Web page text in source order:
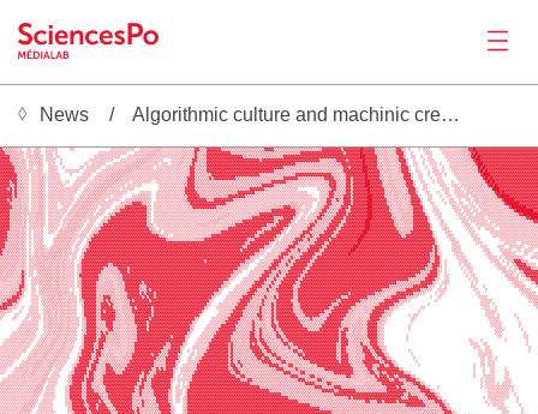
News
Productions
Activities
Tools
News Algorithmic culture and machinic creolization
▓▒▒▒▒▒░░░  ░░ ░▒░  ░░░░░     ░░               ░░░░░░░░░░  ░░░░░░▒▒▒░░░░░░░░░▒░░░░▓▓▒▒▒▓▓▓▓▓▓▒▒▒▒▒▒▒▒▒▒▒▒▒▒▒▒▒▒▓▓▓▓▒▒▒▒▒▒▒▒▒▒▒▒▒▒▒▒▒▒▒▒▓▓▓▓▓▓▓▓▒▓▓▓▓▓▓▓█▓▓▓▓▓▒▒░▒▒░░░▒▓▓▒░ ░   ░ ░░░
▓▓▒▒▒▒▒░▒░ ░░ ░▒░  ░░░ ░                 ░░░░░░░░░░░░   ░░░░░░▒▒▒░░░░░░░░░░░▒░░░▒▓▒▒▒▒▓▓▓▓▓▓▓▓▓▓▒▒▒▒▒▒▒▒▒▒▒▒▒▒▒▒▒▒▒▒▒▒▒▒▒▒▒▒▒▓▓▓▓▓▓▓▓▓▓▓▓▓▓▓▓▓▓▒▓▓▓▓▓▓█▓▓▓▓▓▒▒░░▒░░░░▓▓▓░  ░     ░░░
▓▓▓▓▒▒▒░░░ ░░░░▒░░ ░░░ ░░              ░░░░░░░░░░░   ░░░░░░░▒▒▒▒░░░░░░░░░░░░▒░░░▒▓▒▒▒▒▓▓▓▓▓▓▓▓▓▓▓▓▓▓▓▒▒▒▒▒▒▒▒▒▒▒▒▒▒▒▒▒▓▓▓▓▓▓▓▓▓▓▓▓▓▓▓▓▓▓▓▓▓▓▓▓▓▓▓▓▓▓▓▓██▓▓▓▓▓▒░░▒░░░░▒▓▓▒  ░░  ░  ░░
▓▓▓▓▒▒▒▒░▒░ ░░░░▒░ ░░░░  ░           ░░░░░░░░░░   ░░░░░░░▒▒▒▒▒░░░░░░   ░░░░▒░░░░▓▓▒▒▒▒▓▓▓▓▓▓▓▓▓▓▓▓▓▓▓▓▓▓▓▓▓▓▒▓▓▓▓▓▓▓▓▓▓▓▓▓▓▓▓▓▓▓▓▓▓▓▓▒▒▒▒▒▒▒▓▓▓▓▒▓▓▓▓▓▓█▓▓▓▓▓▒░░▒▒░░░▒▓▓▓░  ░   ░ ░░░
▓▓▓▓▓▒▒▒░▒░ ░░░░▒░  ░░░  ░         ░░ ░░░░░░   ░░░░░░░░▒▒▒▒▒░░░░░░ ░░░ ░░░░▒░░░▒▓▒▒▒▒▒▓▓▓▓▓▓▓▓▓▓▓▓▓▓▓▓▓▓▓▓▓▓▓▓▓▓▓▓▓▓▓▓▓▓▓▓▓▒▒▒▒▒▒▒▒▒▒▒▒▒▒▒▒▒▒▒▓▓▓▓▓▓▓▓▓█▓▓▓▓▓▒▒░▒▒░░░░▒▓▓▒  ░░  ░  ░░░ ░
▓▓▓▓▓▓▒▒▒░░ ░░ ░▒░  ░░░░  ░      ░░ ░░░░░░  ░░░░░░░░▒▒▒▒▒▒░░░░░░ ░░░░░░░░░░░░░░▓▓▒▒▒▒▒▓▓▓▓▓▓▓▓▓▓▓▓▓▓▓▓▓▓▓▓▓▓▓▓▓▓▓▓▓▓▓▓▒▒▒▒▒▒▒▒▒▒▒▒▒▒▒▒▒▒▒▒▒▒░▒▒▓▓▒▓▓▓▓▓██▓▓▓▓▒▒░░▒░░░░▒▓▓▓░  ░   ░  ░░  ░
▓▓▓▓▓▓▒▒▒░░░░░░░▒░  ░░░░   ░░░░░░  ░░░░░  ░░░░░░░▒▒▒▒▒▒░░░░░░░░░░░░░░░░░░░░░░░▒▓▓▒▒▒▒▒▓▓▓▓▓▓▓▓▓▓▓▓▓▓▓▓▓▓▓▓▓▓▓▓▓▓▓▓▒▒▒▒▒▒▒▒▒▒▒▒▒▒▒▒▒▒▒▒▒▒▒▒▒▒▒░▒▓▓▓▓▓▓▓▓██▓▓▓▓▓▒░▒▒▒░░░▒▓▓▓▒  ░░   ░ ░░░ ░
▓▓▓▓▓▓▓▒▒░░░ ░░░▒░░ ░░░░░    ░    ░░░░  ░░░░░░▒▒▒▒▒▒▒░░░░░░░░░░░░░░░░░░░░░░░░░▒▓▓▒▒▒▒▒▒▒▓▓▓▓▓▓▓▓▓▓▓▓▓▓▓▓▓▓▓▓▒▒▒▒▒▒▒▒▒▒▒▒▒▒▒▓▓▓▓▓▓▓▓▓▓▓▓▓▓▓▒▒▒▒░▒▓▓▓▓▓▓▓▓█▓▓▓▓▓▒░░░▒░░░░▒▓▓▓░  ░░  ░  ░░░ ░
▓▓▓▓▓▓▓▒▒░░░ ░░░▒▒░ ░░░░░       ░░░░░  ░░░░░▒▒▒▒▒▒▒░░░░░░░░░░░░░░░░░░░░░░░░░░▒▓▓▓▒▒▒▒▒▒▓▒▓▓▓▓▓▓▓▓▓▒▒▒▒▒▒▒▒▒▒▒▒▒▒▒▒▒▒▒▒▓▓▓▓▓▓▒▒▒▒▒▒▒▒▒▒▒▓▓▓▓▒▒▒░▒▓▓▒▓▓▓▓▓█▓▓▓▓▓▒▒░░▒░░░░▒▓▓▓▒  ░░   ░  ░░
▓▓▓▓▒▓▓▒▒░░░ ░░░▒▒░ ░░░░░░ ░░  ░░░░░ ░░░░░░▒▒▒▒▒▒░░░░░ ░░░░░░░░  ░░░░░░░░░░░░▒▓▓▓▒▒▒▒▒▒░▒▒▒▒▒▒▒▒▒▒▒▒▒▒▒▒▒▒▒▒▒▒▒▒▒▓▓▓▓▓▓▒▒▒░░░░░░░░░░░░░▒▒▓▓▓▒▒▒▒▓▓▒▓▓▓▓▓██▓▓▓▓▓▒░░▒▒░░░░▒▓▓▓░  ░░   ░ ░░░   ░
▓▓▓▓▒▒▓▒▒▒░░ ░░░▒▒░ ░░░░░░░   ░░░░  ░░░░░▒▒▒▒▒▒░░░░░ ░░░░░░       ░░░░░░░░░░░▒▓▓▓▒▒▒▒▒▒▒▒▒▒▒▒▒▒▒▒▒▒▒▒▒▒▒▒▒▒▒▒▓▓▓▓▓▒▒▒░░░░░░░░░░░░░░░░░░░▒▓▓▓▒▒▒▒▓▓▒▓▓▓▓▓██▓▓▓▓▓▒░▒▒▒░░░░▒▓▓▓▒   ░░     ░░░  ░░░
▓▓▓▒▓▒▓▒▒▒░░ ░░░▒▒░ ░░░░░░░░░░░░░  ░▒░░▒▒▒▒▒▒░░░░░ ░░░░░          ░░░░░░░░░░░▓▓▓▓▒▒▒▒▒▒▒▒▒▒▒▒▒▒▒▒▒▒▒▒▒▒▒▓▓▓▓▓▓▒▒▒░░░░░░░░░░░        ░░░░░▒▓▓▒▒▒▒▓▓▒▓▓▓▓▓▓█▓▓▓▓▓▓▒░░▒▒░░░░▒▓▓▓░  ░░      ░░░  ░░░
▓▓▓▓▓▒▓▒▒▒░░ ░░░▒▒░ ░░░░░░░░░░░░  ░▒░░▒▒▒▒▒▒░░░░░░░░░     ░░░░░  ░░░░░░░░░░░▒▓▓▓▓▓▒▒▒▒▒▒▒▒▒▒▒▒▒▒▒▒▒▓▓▓▓▓▓▓▒▒▒░░░░░░░░░░░░░░░░░░░     ░░░▒▓▓▒▒▒▒▒▓▓▒▓▓▓▓▓▓█▓▓▓▓▓▓▒░▒░▒▒░░░▒▓▓▓▒   ░░   ░  ░░  ░░░░
▓▓▓▓▓▒▓▒▒░░░ ░░░▒▒░ ░░░░░░░░░░░  ░▒░░▒▒▒▒▒░░░░ ░░░░    ░░░▒▒▒░░  ░░░░░░░░░░░▒▒▓▓▓▓▓▒▒▒▒▒▒▒▒▒▒▒▒▓▓▓▓▓▓▓▒▒▒░░░░░░░░░░░░░░░░░░░░░░░░░   ░░░▒▓▓▒▒▒▒▓▓▓▒▓▓▓▓▓▓██▓▓▓▓▓▒░░░▒▒░░░▒▒▓▓▓░   ░░   ░  ░░  ░░░░░
▓▓▓▒▓▒▒▒▒░░░ ░░░▒▒░ ░░░░░░░░░░░ ░▒░▒▒▒▒▒▒░░░ ░░░░░  ░░░▒▒▒▒▒▒▒░  ░░░░░░░░░░░░▒▓▓▓▓▓▓▓▓▒▒▒▓▓▓▓▓▓▓▓▒▒▒░░░░░░░░░░░░░░░░░░░░░░░░░░░░░░░░ ░░░▓▓▒▒▓▒▒▓▓▓▒▓▓▓▓▓▓██▓▓▓▓▓▓▒░░▒▒░░░░▒▓▓▓▓░  ░░    ░  ░░  ░  ░░
▓▓▓▓▒▒▒▒▒░░░ ░░░▒▒░ ░░░░ ░░░░░ ░▒░▒▒▒▒▒░░░░░░░░   ░░▒▒▒▓▓▓▓▒▒▒░ ░░░░░░░░░░░░░▒▒▓▓▓▓▓▓▓▓▓▓▓▓▓▓▓▒▒░░░░░░░░░░░░░░░░░░░░░░░░▒▒▒▒░░░░░░  ░░░▒▓▓▒▒▒▒▒▓▓▓▒▓▓▓▓▓▓██▓▓▓▓▓▓▒░░░▒▒░░░▒▓▓▓▓▒   ░░    ░ ░░░ ░░  ░░
▓▓▓▓▓▒▒▒▒░▒░ ░░░▒▒░ ░░░░  ░░░ ░▒░▒▒▒▒▒░░░ ░░░░  ░░▒▒▓▓▓▓▓▓▓▓▓▒░ ░░░░░░░░░░░░░░▒▒▓▓▓▓▓▓▓▓▓▓▒▒▒░░░░░░░░░░░░░░░░░░░░░▒▒▒▒▓▓▓▒▒▒▒░ ░░░  ░░▒▓▓▒▒▒░▒▓▓▓▒▓▓▓▓▓▓▓██▓▓▓▓▓▓▓▒░░░▒░░░▒▒▓▓▓▓░   ░░      ░░░ ░░░ ░░
▓▓▓▓▒▒▒▒▒░▒░ ░░░▒▒░ ░░░░░░░░ ░▒░▒▒▒▒▒░░░ ░░░   ░▒▒▓▓▓▓▓▓▓▓▓▓▓▒░ ░░░░░░░░░░░░░░░░▒▒▒▒▒▒▒▒░░░░░░░░░░░░░░░░░░░░░░▒▒▒▓▓▓▓▓▓▓▓▓▓▒▒░░░░  ░░▒▓▓▒▒▒▒▒▓▓▓▒▒▓▓▓▓▓▓▓██▓▓▓▓▓▓▓▒░░░▒▒░░▒▒▓▓▓▓▒   ░░░      ░░░ ░░░ ░░
▓▓▓▓▒▒▒▒▒░▒░░░░▒▒▒░ ░░░░░░░ ░▒░▒▒▒▒▒░░░ ░░░  ░▒▒▓▓▓▓▓▓▓▓▓▓▓▓▓▒░ ░░░░░░░░░░░░░░░░░░░░░░░░░░░░░░▒▒░░░░░░░░░░▒▒▓▓▓▓▓▓▓▓▓▓▓▓▓▓▓▒░ ░░ ░░░▒▓▓▒▒▒▒▒▓▓▓▓▒▓▓▓▓▓▓▓▓██▓▓▓▓▓▓▓▓▒░░░▒▒▒▒▒▓▓▓▓▓░   ░░░      ░░░ ░░░
▓▓▓▓▒▒▒▒▒░▒ ░░░▒░▒░ ░░░░░░ ░░░▒▒▒▒▒░░░░░░  ░░▒▓▓▓▓▓▓▓▓▓▓▓▓▓▓▓▒░ ░░░░░░░░░░░░░░░░░░░░░░░░░░░▒▒▒░░░░░░░░░▒▒▓▓▓▓▓▓▓▓▓▒▒▒▒▓▓▓▓▒░ ░░ ░░░▒▓▓▒▒▒▒▒▓▓▓▓▒▓▓▓▓▓▓▓▓▓██▓▓▓▓▓▓▓▓▒▒░░▒▒▒▒▒▓▓▓▓▓▓░   ░░       ░░░ ░░░░░░░
▓▓▓▓▒▒▒▒▒░▒ ░░░▒░▒░ ░░░░░ ░░░▒▒▒▒▒░░ ░░░  ░▒▒▓▓▓▓▓▓▓▓▓▓▓▓▓▓▓▓▒░ ░░░░░░░░░░░░░░░░░░░░░░░▒▒▒▒░░░░░░░░▒▒▓▓▓▓▓▓▓▓▓▓▓▓▓▒▒▓▓▓▓▓▒░ ░░░░░▒▒▓▒▒▒▒▒▒▓▓▓▓▒▒▓▓▓▓▓▓▓▓██▓▓▓▓▓▓▓▓▓▓▒░░░▒▒▒▒▓▓▓▓▓▓▒    ░▒       ░░░ ░░░░░░░
▓▓▓▓▒▒▒▒▒░▒ ░░░▒░▒░ ░░░░░ ░░▒▒▒▒▒░░ ░░░  ░▒▓▓▓▓▓▓▓▓▓▓▓▓▓▓▓▓▓▓▒▒░ ░░░░░░░░░░░░░░░░░▒▒▒▒▒░░░░░░░░░▒▒▓▓▓▓▓▓▓▓▓▓▓▓▓▒▒▒▒▓▓▓▓▓▒░░░░░░░▒▓▓▒▒▒▒░▒▓▓▓▓▒▒▓▓▓▓▓▓▓▓▓██▓▓▓▓▓▓▓▓▓▓▒▒░░▒▒▒▒▓▓▓▓▓▓▓░   ░░░       ░░░  ░░░░░░░
▓▓▓▓▒▒▒▒░▒░ ░░░░░▒  ░░░░ ░░░▒▒▒▒░░ ░░░ ░░▒▓▓▓▓▓▓▓▓▓▓▓▓▓▓▓▓▓▓▓▓▒▒░ ░░░░░░░░░░░░░░░░░░░░░░░░░░░▒▒▓▓▓▓▓▓▓▓▓▓▓▓▓▓▒▒▒▒▓▓▓▓▓▒░ ░░░░░░▒▓▓▒▒▒▒▒▒▓▓▓▓▒▒▓▓▓▓▓▓▓▓▓▓██▓▓▓▓▓▓▓▓▓▓▓▒▒▒▒▒▒▒▓▓▓▓▓▓▓▒    ░▒░       ░░░  ░  ░░░░
▓▓▓▒▒▒▒▒░▒░ ░ ░░░▒  ░░░ ░▒▒▒▒▒▒░░ ░░░ ░▒▒▓▓▓▓▓▓▓▓▓▓▓▓▓▓▓▓▓▓▓▓▓▓▒▒░░ ░░░░░░░░░░░░░░░░░░░░░░▒▒▓▓▓▓▓▓▓▓▓▓▓▓▓▓▓▒▒▒▓▓▓▓▓▓▓▒░ ░░░░░▒▓▓▓▒▒▒▒▒▒▓▓▓▓▒▒▓▓▓▓▓▓▓▓▓▓██▓▓▓▓▓▓▓▓▓▓▓▓▓▒▒▒▒▒▓▓▓▓▓▓▓▓▓░    ░▒░       ░░░
▓▓▓▒▒▒▒▒░▒░ ░ ░░░░     ░▒▒▒▒▒▒▒░░░░░ ░▒▓▓▓▓▓▓▓▓▓▓▓▓▓▓▓▓▓▓▓▓▓▓▓▓▓▓▓▒▒░░  ░░░░░░░░░░░░░░░▒▓▓▓▓▓▓▓▓▓▓▓▓▓▓▓▓▓▓▒▒▓▓▓▓▓▓▓▒░ ░░░░░░▒▓▓▒▒▓▒░▒▓▓▓▓▓▒▒▓▓▓▓▓▓▓▓▓▓██▓▓▓▓▓▓▓▓▓▓▓▓▓▓▓▒▒▓▓▓▓▓▓▓▓▓▓▓▒     ░▒░       ░░░
▓▓▓▒▒▒▒▒░▒░ ░ ░░░▒    ░▒▒▒▒▒▒▒░░ ░░ ░▒▓▓▓▓▓▓▓▓▓▓▓▓▓▓▓▓▓▓▓▓▓▓▓▓▓▓▓▓▓▓▓▒▒▒░░░░░░░░░▒▒▒▒▓▓▓▓▓▓▓▓▓▓▓▓▓▓▓▓▓▓▒▒▒▓▓▓▓▓▓▓▓▒░ ░░░░░▒▓▓▓▒▒▓▒▒▒▓▓▓▓▓▒▓▓▓▓▓▓▓▓▓▓▓██▓▓▓▓▓▓▓▓▓▓▓▓▓▓▓▓▓▓▓▓▓▓▓▓▓▓▓▓▓▓░     ░▒░       ░░░
▓▓▒▒▒▒▒▒░▒░ ░ ░░░▒    ░▒▒▒▒░▒░░ ░░  ▒▓▓▓▓▓▓▓▓▓▓▓▓▓▓▓▓▓▓▓▓▓▓▓▓▓▓▓▓▓▓▓▓▓▓▓▓▓▓▓▓▓▓▓▓▓▓▓▓▓▓▓▓▓▓▓▓▓▓▓▓▓▓▓▓▓▒▒▓▓▓▓▓▓▓▓▒░ ░░░░░░▒▓▓▒▒▒▒▒▒▒▓▓▓▓▒▒▓▓▓▓▓▓▓▓▓▓▓▓█▓▓▓▓▓▓▓▓▓▓▓▓▓▓▓▓▓▓▓▓▓▓▓▓▓▓▓▓▓▓▓▒      ░▒░       ░░░         ░░░░░
▓▓▒▒▒▒▒▒░▒░ ░ ░░░▒░  ░▒▒▒▒▒▒▒░ ░░  ░▒▓▓▓▓▓▓▓▓▓▓▓▓▓▓▓▓▓▓▓▓▓▓▓▓▓▓▓▓▓▓▓▓▓▓▓▓▓▓▓▓▓▓▓▓▓▓▓▓▓▓▓▓▓▓▓▓▓▓▓▓▓▓▓▓▒▒▓▓▓▓▓▓▓▒▒░ ░░░░░▒▓▓▓▒▒▒▒░▒▓▓▓▓▓▒▒▓▓▓▓▓▓▓▓▓▓▓██▓▓▓▓▓▓▓▓▓▓▓▓▓▓▓▓▓▓▓▓▓▓▓▓▓▓▓▓▓▓▓▒▓░     ░░░░        ░░░    ░░░  ░░░░░░
▓▒▒▒▒▒▒▒░▒░ ░ ░▒░▒░░░▒░▒▒▒░▒░░ ░░ ░▒▓▓▓▓▓▓▓▓▓▓▓▓▓▓▓▓▓▓▓▓▓▓▓▓▓▓▓▓▓▓▓▓▓▓▓▓▓▓▓▓▓▓▓▓▓▓▓▓▓▓▓▓▓▓▓▓▓▓▓▓▓▓▓▓▒▓▓▓▓▓▓▓▒▒░  ░░░░░▒▓▓▒▒▒▓▒▒▒▓▓▓▓▓▒▒▓▓▓▓▓▓▓▓▓▓▓██▓▓▓▓▓▓▓▓▓▓▓▓▓▓▓▓▓▓▓▓▓▓▓▓▓▓▓▓▓▓▓▓▒▓▒     ░░░░         ░▒░    ░░░░░  ░░ ░░░░
▓▒▒▒▒▒▒▒░▒░ ░ ░▒░▒▒░▒▒▒▒▒▒░▒░░░░  ▒▓▓▓▓▓▓▓▓▓▓▓▓▓▓▓▓▓▓▓▓▓▓▓▓▓▓▓▓▓▓▓▓▓▓▓▓▓▓▓▓▓▓▓▓▓▓▓▓▓▓▓▓▓▓▓▓▓▓▓▓▓▓▓▓▓▓▓▓▓▓▓▒▒░░ ░░░░░▒▓▓▓▒▒▒▒▒▒▓▓▓▓▓▒▒▒▓▓▓▓▓▓▓▓▓▓▓█▓▓▓▓▓▓▓▓▓▓▓▓▓▓▓▓▓▓▓▓▓▓▓▓▓▓▓▓▓▓▓▓▓▒▒▓▒░     ░░░░         ░▒░    ░▒▒▒░░   ░░
▒▒▒▒▒▒▒▒░▒░ ░░░▒▒░▒▒▒▒▒▒▒▒░▒░ ░░ ░▒▓▓▓▓▓▓▓▓▓▓▓▓▓▓▓▓▓▓▓▓▓▓▓▓▓▓▓▓▓▓▓▓▓▓▓▓▓▓▓▓▓▓▓▓▓▓▓▓▓▓▓▓▓▓▓▓▓▓▓▓▓▓▓▓▓▓▓▓▓▒▒░░  ░░░░░▒▓▓▒▒▒▓▒░▒▓▓▓▓▓▒▒▓▓▓▓▓▓▓▓▓▓▓▓▓▓▓▓▓▓▓▓▓▓▓▓▓▓▓▓▓▓▓▓▓▓▓▓▓▓▓▓▓▓▓▓▓▓▓▒▒▓▓░      ░░░░         ░▒░░ ░ ░▒▒▒▒▒░░
▒▒▒▒▒▒▒▒░▒░ ░░░▒▒░▒▒░▒▒▒▒░▒░░░░  ░▓▓▓▓▓▓▓▓▓▓▓▓▓▓▓▓▓▓▓▓▓▓▓▓▓▓▓▓▓▓▓▓▓▓▓▓▓▓▓▓▓▓▓▓▓▓▓▓▓▓▓▒▓▓▓▓▓▓▓▓▓▓▓▓▓▓▓▓▒▒▒░  ░░░░░▒▓▓▓▒▒▒▓▒▒▓▓▓▓▓▓▒▒▓▓▓▓▓▓▓▓▓▓▓▓▓▓▓▓▓▓▓▓▓▓▓▓▓▓▓▓▓▓▓▓▓▓▓▓▓▓▓▓▓▓▓▓▓▓▓▓▒▒▓▓░ ░     ░░░░         ░░▒░ ░ ░░▒▓▓▓▒░░
▒▒▒▒▒▒▒░░▒░ ░░░▒▒▒░░▒▒░▒▒░▒░░░░ ░▒▓▓▓▓▓▓▓▓▓▓▓▒▒▓▓▓▓▓▓▓▓▓▓▓▓▓▓▓▓▓▓▓▓▓▓▓▓▓▓▓▓▓▓▓▓▓▓▓▓▓▓▓▓▓▓▓▓▓▓▓▓▓▓▓▓▓▒▒▒░   ░░░░░▒▓▓▓▒▒▒▓▒▒▓▓▓▓▓▓▒▒▓▓▓▓▓▓▓▓▓▓▓▓▓▓▓▓▓▓▓▓▓▓▓▓▓▓▓▓▓▓▓▓▓▓▓▓▓▓▓▓▓▓▓▓▓▓▓▓▒▒▓▓▓░ ░     ░ ░░░          ░▒░  ░
▒▒▒░▒▒▒░░▒░ ░░░░▒▒▒▒▒▒░▒▒░▒░░░░ ░▒▓▓▓▓▓▓▓▓▓▒▒▒▒▒▒▓▓▓▓▒▓▓▓▓▓▓▓▓▓▓▓▓▓▓▓▓▓▓▓▓▓▓▓▓▓▓▓▓▓▓▓▓▓▓▓▓▓▓▓▓▓▓▓▓▓▒▒░░   ░░░░░▒▓▓▓▒▒▒▒▒▒▓▓▓▓▓▓▒▒▓▓▓▓▓▓▓▓▓▓▓▓▓▓▓▓▓▓▓▓▓▓▓▓▓▓▓▓▓▓▓▓▓▓▓▓▓▓▓▓▓▓▓▓▓▓▓▓▒▒▒▓▓▒░ ░      ░ ░░░          ░▒▒░ ░
▒▒░▒▒▒░░░▓░ ░░ ░▒▒▒▒▒▒░▒▒░▒░░░░ ░▒▓▓▓▓▓▓▓▓▒░▒▒▒▒▒▒▓▓▓▒▓▓▓▓▓▓▓▓▓▓▓▓▓▓▓▓▓▓▓▓▓▓▓▓▓▓▓▓▓▓▓▓▓▓▓▓▓▓▓▓▓▓▓▒▒▒░   ░░░░░▒▓▓▓▒▒▒▓▒▒▒▓▓▓▓▓▓▒▒▓▓▓▓▓▓▓▓▓▓▓▓▓▓▓▓▓▓▓▓▓▓▓▓▓▓▓▓▓▓▓▓▓▓▓▓▓▓▓▓▓▓▓▓▓▓▓▒▒▒▒▓▓▓▒░ ░       ░ ░░            ▒▒░░░░
▒░▒▒▒░░░▒▓▒ ░░ ░░▒▒▒▒▒░▒▒░▒░░░░ ░▓▓▓▓▓▓▓▓▒░░░░░▒▒▒▒▓▓▓▓▓▓▓▓▓▓▓▓▓▓▓▓▓▓▓▓▓▓▓▓▓▓▓▓▓▓▓▓▓▓▓▓▓▓▓▓▓▓▓▓▓▒▒░    ░░░░░▒▓▓▓▒▒▒▓▒▒▒▓▓▓▓▓▓▒▒▓▓▓▓▓▓▓▓▓▓▓▓▓▓▓▓▓▓▓▓▓▓▓▓▓▓▓▓▓▓▓▓▓▓▓▓▓▓▓▓▓▓▓▓▓▓▒▒▒▒▒▓▓▓▓▒  ░░       ░ ░░            ░▒▒░ ░
▒▒▒░░░░░▒▓░  ░░░░▒▒▒▒▒░▒▒░▒░░░░ ░▒▓▓▓▓▓▓▓▒░░▒░░░▒▒▒▓▓▓▓▓▓▓▓▓▓▓▓▓▓▓▓▓▓▓▓▓▓▓▓▓▓▓▓▓▓▓▓▓▓▓▓▓▓▓▓▓▓▓▓▒░░   ░░░░░░▒▓▓▓▒▒▒▓▒░▒▓▓▓▓▓▓▒▒▓▓▓▓▓▓▓▓▓▓▓▓▓▓▓▓▓▓▓▓▓▓▓▓▓▓▓▓▓▓▓▓▓▓▓▓▓▓▓▓▓▓▓▓▒▒▒▒▒▒▒▓▓▓▓▒░  ░░        ░ ░░            ░▒▒▒░
░░░░░░░▒▒▓░  ░░░▒▒▒▒▒░░▒▒░░░░░░ ░▒▓▓▓▓▓▓▒░░▒▒▒▒░░▒▒▒▓▓▓▓▓▓▓▒▓▓▓▓▓▓▓▓▓▓▓▓▓▓▓▓▓▓▓▓▓▓▓▓▓▓▓▓▓▓▓▓▓▒▒░    ░░░░░▒▓▓▓▓▒▒▒▓▒░▒▓▓▓▓▓▓▒▒▓▓▓▓▓▓▓▓▓▓▓▓▓▓▓▓▓▓▓▓▓▓▓▓▓▓▓▓▓▓▓▓▓▓▓▓▓▓▓▓▒▒▒▒▒▒▒▒▒▒▓▓▓▓▓▒░  ░░░         ░ ░              ░▒▒░░
░░░░░░░▒▓▓░  ░░ ░░▒▒▒▒░▒▒░░▒░░░ ░▒▓▓▓▓▓▓▒▒▒▒▒▒▒░░▒▒▒▓▓▓▓▓▓▒▒▒▓▓▓▓▓▓▓▓▓▓▓▓▓▓▓▓▓▓▓▓▓▓▓▓▓▓▓▓▓▓▓▒▒░   ░░░░░░▒▓▓▓▓▒▒▒▓▒▒▒▓▓▓▓▓▓▒▒▒▓▓▓▓▓▓▓▓▓▓▓▓▓▓▓▓▓▓▓▓▓▓▓▓▓▓▓▓▓▓▓▓▓▓▓▓▓▒▒▒▒▒▒▒▒▒▒▓▓▓▓▓▓▒▒░  ░ ░          ░░   ░            ░▒▒▒░
░░░░░▒▒▒▓▒░  ░░ ░▒▒▒▒▒▒▒▒░░▒░ ░  ▒▓▓▓▓▓▓▒▒▒▒▒▒▒▒░░▒▒▓▓▓▓▓▓▒▒▒▓▒▓▓▓▓▓▓▓▓▓▓▓▓▓▓▓▓▓▓▓▓▓▓▓▓▓▓▓▓▒░    ░░░░░░▒▓▓▓▒▒▒▒▓▒▒▒▓▓▓▓▓▓▓▒▒▓▓▓▓▓▓▓▓▓▓▓▓▓▓▓▓▓▓▓▓▓▓▓▓▓▓▓▓▓▓▓▓▓▓▓▒▒▒▒░░░▒▒▒▓▓▓▓▓▓▒▒▒░░  ░░░░           ░░   ░             ░▒▒▒░
░░░░▒▒▒▓▓▒   ░░ ░▒░▒▒▒▒▒▒▒░▒░░░  ░▓▓▓▓▓▓▒▒▒▒▒▒▒▒░░▒▒▒▓▓▓▓▓▒▓▒▓▓▓▒▓▓▓▓▓▓▓▓▓▓▓▓▓▓▓▓▓▓▓▓▓▓▓▓▒▒░   ░░░░░░▒▒▓▓▓▒▒▒▒▒▒▒░▒▒▓▓▓▓▓▓▒▒▓▓▓▓▓▓▓▓▓▓▓▓▓▓▓▓▓▓▓▓▓▒▓▓▓▓▓▓▓▓▓▓▒▒▒▒░░░░▒▓▓▓▓▓▓▓▒▒▒░░    ░ ░░             ░░                 ░░▒▒▒░
░▒▒▒▒▓▓▓▒░   ░░░ ░░░▒▒▒░▒▒░░░░░░ ░▓▓▓▓▓▓▒▒▒▓▓▓▒▒░░▒▒▒▓▓▓▓▓▓▒▓▒▓▓▒▓▓▓▓▓▓▓▓▓▓▓▓▓▓▓▓▓▓▓▓▓▓▓▒░    ░░░░░░▒▓▓▓▓▒▒▒▒▒▓▒▒▒▓▒▓▓▓▓▓▓▒▒▓▓▓▓▓▓▓▓▓▓▓▓▓▓▓▓▓▓▒▒▒▓▓▓▓▓▓▓▓▒▒▒░░░░░▒▒▓▓▓▓▓▓▒▒▒░░     ░  ░░               ░░░░
▒▒▒▓▓▓▓▒░    ░░░ ░▒░▒▒▒░▒▒░░▒░░░ ░▒▓▓▓▓▓▒▒▒▓▒▓▒▒▒░░▒▒▒▓▒▓▓▓▓▓▓▒▓▓▓▓▓▓▓▓▓▓▓▓▓▓▓▓▓▓▓▓▓▓▓▓▒░    ░░░░░░▒▓▓▓▓▒▒▒▒▒▓▒▒░▒▒▓▓▓▓▓▓▒▒▒▓▓▓▓▓▓▓▓▓▓▓▓▓▓▓▓▒▒▓▓▓▓▓▓▓▓▒▒▒░░░░░░▒▓▓▓▓▓▓▒▒▒░░          ░                  ░░░░░
▒▓▓▓▓▒▒░     ░░░ ░▒░░▒▒▒░▒░░▒░░░  ▒▓▓▓▓▓▒▒▓▓▓▒▓▒▒░░▒▒▒▓▓▓▓▓▓▓▓▓▓▓▓▓▓▓▓▓▓▓▓▓▓▓▓▓▓▓▓▓▓▓▓▒░   ░░░░░░░▒▓▓▓▓▒▒▒▒▒▒▓▒▒▒▓▒▓▓▓▓▓▓▓▒▒▒▓▓▓▓▓▓▓▓▓▓▓▓▓▒▒▒▓▓▓▓▓▓▓▒▒▒░░░░░░▒▓▓▓▓▓▓▒▒░░          ░                     ░░░░ ░
▓▓▓▒▒░░  ░  ░░░░  ░▒░░▒▒░▒░░▒░░░  ▒▓▓▓▓▓▒▒▓▓▓▓▓▒▒░░▒▒▒▒▓▒▓▓▓▓▓▓▒▓▓▓▓▓▓▓▓▓▓▓▓▓▓▓▓▓▓▓▓▓▒░   ░░░░░░░▒▓▓▓▓▒▒▒▒▒▒▓▒▒░▒▓▒▓▓▓▓▓▓▓▒▒▒▓▓▓▓▓▓▓▓▓▓▓▓▒▒▓▓▓▓▓▓▓▒▒▒░░░▒░░▒▓▓▓▓▓▓▒▒░░         ░░                        ░░░  ░
▒▒░░░   ░   ░░░░  ░▒▒░░▒░▒▒░▒░░░  ░▓▓▓▓▓▒▒▓▒▓▓▓▓▒▒░▒▒▒▒▓▓▓▓▓▓▓▓▒▓▓▓▓▓▓▓▓▓▓▓▓▓▓▓▓▓▓▓▓▒      ░░░░░▒▓▓▓▓▒▒▒▒▒▒▒▓▒▒░▒▓▒▓▓▓▓▓▓▓▒▒▒▒▓▓▓▓▓▓▓▓▓▒▒▒▓▓▓▓▓▓▓▒▒▒░░░░▒░▒▓▓▓▓▓▒▒░░          ░                           ░░░░░
░░    ░░   ░░░░░░ ░░▒░░▒░▒▒░▒░░░  ░▓▓▓▓▓▒▒▓▓▓▓▓▓▒▒░░▒▒▒▒▓▓▓▓▓▓▓▒▓▓▓▓▓▓▓▓▓▓▓▓▓▓▓▓▓▓▓░      ░░░░░▒▓▓▓▓▓▒▒▒▒▒▒▓▓▒▒░▒▓▒▓▓▓▓▓▓▓▓▒▒▒▒▓▓▓▓▓▓▒▒▒▒▓▓▓▓▓▓▓▒▒▒░░░░░░░▓▓▓▓▓▒▒░░       ░ ░░                            ░░░░ ░      ░
░    ░░   ░░ ░░░░ ░░▒▒░▒░▒░░▒░░░░ ░▒▓▓▓▓▒▒▓▓▓▓▓▓▒▒░░▒▒▒▒▓▓▓▓▓▓▒▓▓▓▓▓▓▓▓▓▓▓▓▓▓▓▓▓▓▒░     ░░░░░░▒▓▓▓▓▓▒▒▒▒▒▒▒▒▓▒▒░▒▓▒▓▓▓▓▓▓▓▓▓▒▒▒▒▒▓▒▒▒▒▒▒▓▓▓▓▓▓▓▒▒▒▒░░▒▒░░▒▓▓▓▓▒▒░          ░░                              ░░░░░       ░
░░░░░░░  ░░▒▒░▒░▒░░▒░░░░ ░▒▓▓▓▓▒▒▒▒▓▓▓▒▒▒░░▒▒▒▒▓▓▓▓▓▒▓▓▓▓▓▓▓▓▓▓▓▓▓▓▓▓▓▓▒░     ░░░░░░▒▓▓▓▓▓▒▒▒▒▒▒▓▒▒▒▒▒░▒▓▒▒▓▓▓▓▓▓▓▓▓▒▒▒▒▒▒▒▒▒▒▓▓▓▓▓▓▓▒▒▒▒░░▒▒▒░░▓▓▓▓▒▒░░          ░                                ░░░░░       ░
░░░░░░░░  ░░▒▒░▒▒▒░░▒░░░░ ░▒▓▓▓▓▒▒▒▒▓▓▓▒▒▒░░░▒▒▒▒▓▓▓▓▒▓▓▓▓▓▓▓▓▓▓▓▓▓▓▓▓▓▒░     ░░░░░░▓▓▓▓▓▓▒▒▒▒▒▒▒▓▒▒▒▒▒░▒▓▓▒▓▓▓▓▓▓▓▓▓▓▒▒▒▒▒▒▒▒▓▓▓▓▓▓▓▓▒▒▒▒░▒▒▒▒░▒▓▓▓▓▒░░          ░                                 ░░░░░       ░
░░░░░▒░░░  ░░▒░░░▒▒░░▒░░░  ░▒▓▓▓▓▒▒▒▒▒▓▓▒▒▒░░░▒▒▒▒▓▓▓▓▒▓▓▓▓▓▓▓▓▓▓▓▓▓▓▓▓▓▒░    ░░░░░▒▓▓▓▓▓▓▓▒▒▒▒▒▒▒▓▒▒▓▒▒░░▒▓▒▒▓▓▓▓▓▓▓▓▓▓▓▒▒▒▒▒▓▓▓▓▓▓▓▓▒▒▓▓░░▒▒▒▒░▒▓▓▓▓▒░░          ░                                   ░░░░       ░
░░░░░░▒░░░   ░░▒░▒░▒░░░▒░░░  ░▒▓▓▓▓▒▒▓▒▓▒▒▒▒▒░░░▒▒▒▒▓▓▓▓▓▓▓▓▓▓▓▓▓▓▓▓▓▓▓▓▓▒░    ░░░░░▒▓▓▓▓▓▓▓▒▒▒▒▒▒▒▓▓▒▒▓▒▒▒░▒▒▓▒▒▓▓▓▓▓▓▓▓▓▓▓▓▓▓▓▓▓▓▓▓▓▓▓▒▓▓▒░░▒▒▒▒░▒▓▓▓▓▒░░                                              ░░░         ░
░░░░░░░░░░░  ░░▒░░░▒▒░░▒░░░░  ░▓▓▓▓▓▒▒▓▓▒▒▒▒▒▒░░░▒▒▒▒▓▓▓▓▓▓▓▓▓▓▓▓▓▓▒▓▓▓▓▓▒░    ░░░░░░▓▓▓▓▓▓▓▒▒▒▒▒▒▒▒▓▓▒▒▓▒▒▒▒░▒▓▓▒▒▓▓▓▓▓▓▓▓▓▓▓▓▓▓▓▓▓▓▓▓▓▓▒▓▓▒░░▒▒▒▒▒▒▓▓▓▓▒░░         ░                                     ░░         ░░
░░░░░░░░░░░░  ░░▒░░░▒▒░░░▒░░░░  ░▓▓▓▓▓▒▓▓▓▒▒▒▒▒▒░░░▒▒▒▒▓▓▓▓▓▓▓▓▓▓▓▓▓▓▓▓▓▓▓▓░    ░░░░░░▓▓▓▓▓▓▓▓▒▒▒▒▒▒▒▒▓▓▓▒▓▓▒▒▒▒░▒▒▓▒▒▓▓▓▓▓▓▓▓▓▓▓▓▓▓▓▓▓▓▓▓▓▒▓▓▓░░▒▒▒▒▒░▒▓▓▓▒░░         ░                         ░░   ░         ░        ░
░░░░░░░▒░░░░  ░░▒░░░▒▒░░░▒░░░░   ▒▓▓▓▓▒▒▓▓▒▒░░▒▒▒░░░▒▒▒▓▓▓▓▓▓▓▓▓▓▓▓▓▒▒▓▓▓▓▓▒░   ░░░░░░▓▓▓▓▓▓▓▓▒▓▒▒▒▒▒▒▒▓▒▓▒▒▓▓▒▒▒▒░▒▒▓▓▒▒▓▓▓▓▓▓▓▓▓▓▓▓▓▓▓▓▓▓▒▒▓▓▓░░▒▒▒▓▒▒▒▓▓▓▒▒░                                    ░░░  ░░                ░
░░░░░░░░░░░░  ░░▒░░░▒▒░░░▒▒░░░░  ░▒▓▓▓▓▒▒▓▓▒░░░░▒▒░░░▒▒▒▓▓▓▓▓▓▓▓▓▓▓▓▒▒▒▓▓▓▓▒░   ░░░░░░▒▓▓▓▓▓▓▓▓▒▓▒▒▒▒▒▒▒▓▓▓▓▒▒▓▓▒▒▒▒░░▒▒▓▒▒▒▓▓▓▓▓▓▓▓▓▓▓▓▓▓▓▓▒▒▓▓▒░░░▒▒▒▓▓▒▒▓▓▓▒░░                                    ░░░  ░░                ░
░░░░░░░░░░░  ░░▒░░░▒▒░░░▒▒░░░░   ░▓▓▓▓▓▒▓▓▒░░▒░░░░░░░▒▒▒▓▓▓▓▓▓▓▓▓▓▓▒▒▒▓▓▓▓▓▒  ░ ░ ░░░▒▓▓▓▓▓▓▓▓▓▒▓▒▒▒▒▒▒▒▒▓▓▓▓▒▒▓▓▒▒▒▒▒░░▒▒▓▓▒▒▓▓▓▓▓▓▓▓▓▓▓▓▓▓▒▒▓▓▒▒░░▒▒▒▓▓▓▒▒▓▓▓▒░         ░                            ░░ ░░░               ░
░░░░░░░░░   ░░▒░░░▒▒░░░▒▒░░░░   ░▒▓▓▓▓▒▒▓▓▒░▒▒▒░░░░░▒▒▒▓▓▓▓▓▓▓▓▒▓▓▒▒▒▒▓▓▓▓▒░   ░░ ░░▒▓▓▓▓▓▓▓▓▓▓▒▓▒▒▒▒▒▒▒▒▒▓▓▓▓▒▒▒▓▓▒▒▒▒▒░░▒▒▓▓▒▓▓▓▓▓▓▓▓▓▓▓▓▓▒▒▓▓▓▒░░▒▒▒▒▓▓▓▒▒▓▓▓▒░         ░                           ░░░░░░
░░░░░░░░   ░▒░░░░▒▒░░░▒▒░░░░░   ░▓▓▓▓▓▒▒▓▒░░▒▒▒▒░░░▒▒▒▒▓▓▓▓▓▓▓▓▓▓▒▒▒▒▓▓▓▓▓▒   ░░ ░░▒▓▓▓▓▓▓▓▓▓▓▓▒▓▒▒▒▒▒▒▒▒▒▒▓▓▒▓▓▒▒▒▓▓▒▒▒▒▒░░▒▒▓▓▓▓▓▓▓▓▓▓▓▓▓▓▒▒▓▓▓▒░░▒▒▒▒▓▓▓▓▒▒▒▓▓▒░         ░                           ░░ ░░ ░
░░░░░░   ░░▒░░░▒▒▒░░░▒▒░░░░░   ░▒▓▓▓▓▒▒▓▓▒░▒▒▒▒▒▒░░▒▒▒▓▓▓▓▓▓▓▓▓▓▒▒▒▒▒▓▓▓▓▒░   ░░░░▒▓▓▓▓▓▓▓▓▓▓▓▓▒▓▒▒▓▒▒▒▒▒▒▒▒▒▓▓▓▓▒▒▒▒▓▓▒▒▒▒▒▒░░▒▒▓▓▓▓▓▓▓▓▓▓▓▓▒▓▓▓▒▒░▒▒▒▓▓▓▓▓▓▓▒▒▓▓▓▒░        ░                          ░░ ░░░
░░░░░   ░░▒░░░▒▒▒░░░▒▒░░░░░   ░▒▓▓▓▓▓▒▓▓▒░▒▒▓▓▒▒▒▒▒▒▒▓▓▓▓▓▓▓▓▓▓▓▒▒▒▒▒▓▓▓▓▒  ░░░░░░▓▓▓▓▓▓▓▓▓▓▓▓▓▒▓▓▒▒▓▒▒▒▒▒▒▒▒▒▒▒▓▓▓▓▒▒▒▒▓▓▒▒▒▒▒░░░▒▒▓▓▓▓▓▓▓▓▓▓▓▓▓▓▒░░▒▒▒▓▓▓▒▒▒▓▓▒▒▓▓▒░        ░                      ░  ░░ ░░░
░░░   ░░▒░░▒░░▒▒░░░░▒░ ░░░    ░▓▓▓▓▓▒▒▓▓▒░▒▒▓▓▓▒▒▒▒▒▓▓▓▓▓▓▓▓▓▓▓▒▒▓▒▓▒▓▓▓▒░ ░░░░░░▒▓▓▓▓▓▓▓▓▓▓▓▓▓▒▒▓▓▒▒▒▒▒▒▒▒▒▒▒▒▒▒▒▒▓▓▓▒▒▒▒▒▓▒▒▒▒▒▒░░░▒▒▓▓▓▓▓▓▓▓▓▓▓▓▒░░▒▒▒▓▓▒▒▓▓▓▓▓▓▓▓▓▒░                             ░   ░  ░░    ░
░░   ░░░░░▒░░▒▒░░░░▒░ ░░░    ░▒▓▓▓▓▓▒▓▓▒░░▒▒▓▓▓▓▒▒▒▓▓▓▓▓▓▓▓▒▓▓▒▒▒▓▓▓▓▓▓▓▒  ░░░░░▒▓▓▓▓▓▓▓▓▓▓▓▓▓▓▓▒▒▓▓▒▒▒▒▒▒▒▒▒▒▒▒▒▒▒▒▒▒▓▓▓▒▒▒▒▓▓▒▒▒▒▒▒░░░▒▒▒▓▓▓▓▓▓▓▓▒▒░░▒▒▒▓▓▒▒▓▒▒▓▓▓▓▓▓▓▒░░                          ░   ░  ░░    ░░
░░▒░░░▒░░▒▒░░░░▒▒ ░░░░   ░▒▓▓▓▓▓▒▒▓▓▒░░▒▓▓▓▓▓▓▓▓▓▓▓▓▓▓▓▒▒▓▒▒▒▓▓▓▓▓▓▓▓░ ░ ░░░░▓▓▓▓▓▓▓▓▓▓▓▓▓▓▓▓▓▓▒▒▓▓▒▒▒▒▒▒▒▒▒▒▒▒▒▒▒▒▒▒▒▓▓▓▒▒▒▒▒▓▓▒▒▒▒▒░░░░▒▒▒▒▓▓▒▒▒▒░░▒▒▒▒▓▒▓▓▓▒▓▓▒▒▓▓▓▓▓▒░                        ░   ░░░░░    ░░
░░▒░░░▒░░░░░░░░░▒▒░░░░░    ░▒▓▓▓▓▓▒▓▓▓▒░░▒▓▓▓▓▓▓▓▓▓▓▓▓▓▓▓▒▓▓▒▒▓▓▓▓▓▓▓▓▒░ ░░░░░▒▓▓▓▓▓▓▓▓▓▓▓▓▓▓▓▓▓▓▓▓▒▒▒▓▓▒▒▒▒▒▒▒▒▒▒▒▒▒▒▒▒▒▒▒▓▓▓▒▒▒▒▒▓▓▒▒▒▒▒▒░░░░░░░░░░░░░░▒▒▒▓▓▓▓▓▒▒▓▓▒▒▒▓▓▓▓▒░                         ░ ░░░░    ░░░
░▒░░░░░░░░░░░░░░▒▒░ ░░░░    ░▒▓▓▓▓▒▒▓▓▒▒░░▒▓▓▓▓▓▓▓▓▓▓▓▓▓▓▒▒▓▒▒▒▓▓▓▓▓▓▓▓▒  ░ ░ ░▓▓▓▓▓▓▓▓▓▓▓▓▓▓▓▓▓▓▓▓▓▓▓▓▓▒▒▒▒▒▒▒▒▒▒▒▒▒▒▒▒▒▒▒▒▒▒▒▓▓▓▓▒▒▒▒▒▓▓▒▒▒▒▒▒▒▒░░░░░░▒▒░▒▒▒▒▓▓▓▓▓▓▓▓▓▒▒▒▒▓▓▓▒░                       ░ ░░░░ ░ ░░░░
░░░▒░░░░░░░░░░░▒▒▒ ░░░░    ░░▓▓▓▓▓▒▒▓▓▒▒▒░░▒▓▓▓▓▓▓▓▓▓▓▓▓▒▒▓▓▒▒▒▓▓▓▓▓▓▓▓░ ░░ ░░▒▓▓▓▓▓▓▓▓▓▓▓▓▓▓▓▓▓▓▓▓▓▓▓▓▓▓▓▓▓▒▒▒▒▒▒▒▒▒▒▒▒▒▒▒▒▒▒▒▒▒▒▒▓▓▓▒▒▒▒▒▓▓▓▒▒▒▒▒▒▒▒▒▒▒▒▒▒▒▒▒▒▒▓▓▓▓▒▓▒▒▒▒▒▒▒▓▓▓▒░   ░                 ░ ░░░░░░░░░░░░
░▒░░░░░░░░░░░░▒▒▒░ ░░░░    ░░▓▓▓▓▓▒▒▓▓▓▒▒▒░▒▓▓▓▓▓▓▓▓▓▓▓▓▒▒▓▒▒▒▒▒▓▓▓▓▓▓▒░ ░░░ ░▓▓▓▓▓▓▓▓▓▓▓▓▓▓▓▓▓▓▓▓▓▓▓▓▓▓▓▓▓▓▓▓▓▓▒▒▒▒▒▒▒▒▒▒▒▒▒▒▒▒▒▒▒▒▒▒▓▓▓▓▓▒▒▓▓▓▓▓▓▓▒▒▒▒▒▒▒▒▒▒▒▒▒▓▓▓▓▓▓▓▓▒▒▒▒▒▒▓▓▓▓▒░                      ░░░░░░░░░ ░
░░░░░░░░░░░░░░▒▒░ ░░░░░    ░░▓▓▓▓▓▒▒▓▓▓▓▓▒▒░▒▓▓▓▓▓▓▓▓▓▓▒▒▒▓▒▒▒▒▒▓▓▓▓▓▓▒░ ░░░ ▒▓▓▓▓▓▓▓▓▓▓▓▓▓▓▓▓▓▓▓▓▓▓▓▓▓▓▓▓▓▓▓▓▓▓▓▓▓▓▓▒▒▒▒▒▒▒▒▒▒▒▒▒▒▒▒▒▒▒▒▒▒▓▓▓▓▓▓▓▓▓▓▓▓▓▓▓▓▓▓▓▓▓▓▓▓▓▓▓▓▓▒▒▓▒▒▒▒▒▒▓▓▓▓▒░                    ░░░░░░░░░  ░
░░░░░░░░░░░░░▒▒▒  ░░░░░    ░░▓▓▓▓▓▒▒▓▓▓▓▓▓▒░▒▓▓▓▓▓▓▓▓▓▓▒▒▒▒▒▒▒▒▒▒▓▓▓▓▓▒░ ░░ ░▒▓▓▓▓▓▓▓▓▓▓▓▓▓▓▓▓▓▓▓▓▓▓▓▓▓▓▓▓▓▓▓▓▓▓▓▓▓▓▓▓▓▓▒▒▒▒▒▒▒▒▒▒▒▒▒▒▒▒▒▒▒▒▒▒▒▒▒▓▒▓▓▓▓▓▓▓▓▓▓▓▓▓▓▓▓▓▓▓▓▒▒▒▓▓▓▓▒▒▒▒▓▓▓▓▒░
░░░░░░░░░░░░▒▒▒░ ░░░░░     ░░▒▓▓▓▓▓▒▓▓▓▓▓▒▓▒░▒▓▓▓▓▓▓▓▓▓▒▒▒▒▓▒▒▒▒▒▓▓▓▓▓▒░ ░░ ░▒▓▓▓▓▓▓▓▓▓▓▓▓▓▓▓▓▓▓▓▓▓▓▓▓▓▓▓▓▓▓▓▓▓▓▓▓▓▓▓▓▓▓▓▓▓▓▒▒▒▒▒▒▒▒▒▒▒▒▒▒▒▒▒▒▒▒▒▒▒▒▒▒▒▒▓▓▒▒▒▓▓▒▓▓▓▓▓▒▓▓▓▓▓▓▓▓▓▓▒▒▒▒▒▓▓▓▒░
░░░░░░░░░░▒▒▒▒░ ░░░░░░     ░░▒▓▓▓▓▓▒▒▓▓▓▒▓▓▓▒░▒▓▓▓▓▓▓▓▓▒▒▒▒▓▒▒▒▒▒▒▓▓▓▓▓░    ░▒▓▓▓▓▓▓▓▓▓▓▓▓▓▓▓▓▓▓▓▓▓▓▓▓▓▓▓▓▓▓▓▓▓▓▓▓▓▓▓▓▓▓▓▓▓▓▓▓▓▓▓▒▒▒▒▒▒▒▒▒▒▒▒▒▒▒▒▒▒▒▒▒▒▒▒▒▒▒▒▒▒▒▒▒▒▒▒▒▒▒▒▓▓▓▓▓▓▓▓▒▒▒▒▒▒▓▓▒░
░░░░░░░░░▒▒▒▒░  ░░░░░░      ░░▓▓▓▓▓▓▒▓▓▓▒▓▓▓▓▒░▒▓▓▓▓▓▓▓▒▒▓▒▒▒▒▒▒▒▒▓▓▓▓▓▒░   ░▒▓▓▓▓▓▓▓▓▓▓▓▓▓▓▓▓▓▓▓▓▓▓▓▓▓▓▓▓▓▓▓▓▓▓▓▓▓▓▓▓▓▓▓▓▓▓▓▓▓▓▓▓▓▓▓▒▒▒▒▒▒▒▒▒▒▒▒▒▒▒▒▒▒▒▒▒▒▒▒▒▒▒▒▒▒▒▒▒▒▒▒▒▒▒▒▒▒▒▒▒▒▒▒▒▒▒▓▓▒░
░░░░░░░░▒▒▒▒░  ░░░░░░░░     ░░▒▓▓▓▓▓▒▒▓▓▓▓▓▓▓▓▒▒▒▓▓▓▓▓▓▓▒▓▒▒▒▒▒▒▒▒▒▓▓▓▓▒░   ░▒▓▓▓▓▓▓▓▓▓▓▓▓▓▓▓▓▓▓▓▓▓▓▓▓▓▓▓▓▓▓▓▓▓▓▓▓▓▓▓▓▓▓▓▓▓▓▓▓▓▓▓▓▓▓▓▓▓▓▓▓▒▒▒▒▒▒▒▒▒▒▒▒▒▒▒▒▒▒▒▒▒▒▒▒▒▒▒▒▒▒▒▒▒▒▒▒▒▒▒▒▒▒▒▒▒▒▒▓▓▓▒░